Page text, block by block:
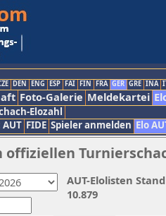
DEN ENG ESP FAI FIN FRA GER GRE INA
Foto-Galerie Meldekartei
Elozahl
FIDE Spieler anmelden Elo
AUT-Elolisten
10.879